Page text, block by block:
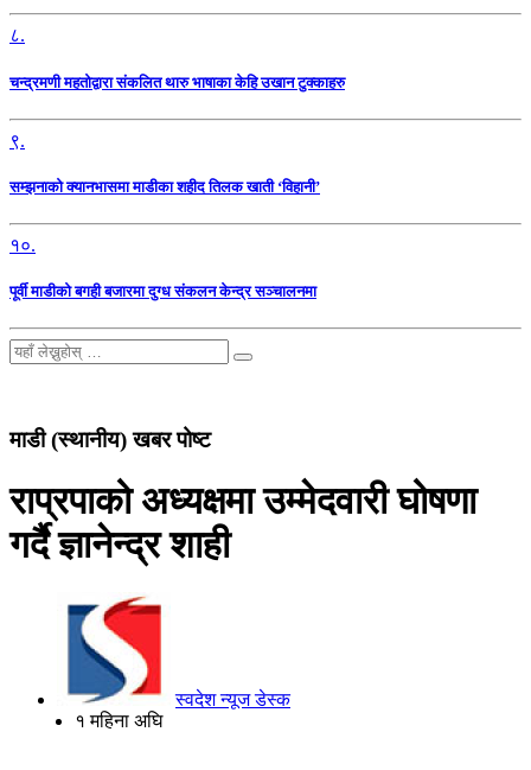
८.
चन्द्रमणी महतोद्वारा संकलित थारु भाषाका केहि उखान टुक्काहरु
९.
सम्झनाको क्यानभासमा माडीका शहीद तिलक खाती ‘विहानी’
१०.
पूर्वी माडीको बगही बजारमा दुग्ध संकलन केन्द्र सञ्चालनमा
माडी (स्थानीय) खबर पोष्ट
राप्रपाको अध्यक्षमा उम्मेदवारी घोषणा
गर्दै ज्ञानेन्द्र शाही
स्वदेश न्यूज डेस्क
१ महिना अघि